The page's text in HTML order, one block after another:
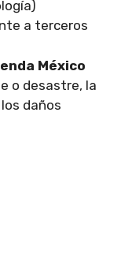
a terceros
México
o desastre, la
daños